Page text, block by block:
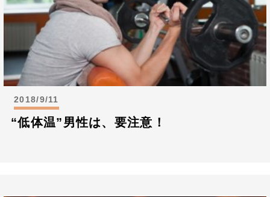
2018/9/11
“低体温”男性は、要注意！